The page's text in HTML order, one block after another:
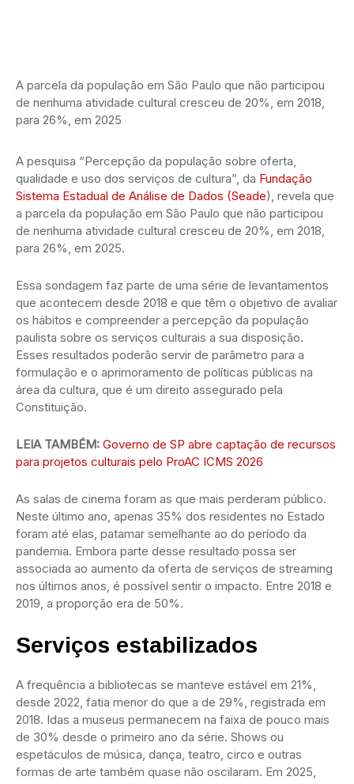
A parcela da população em São Paulo que não participou
de nenhuma atividade cultural cresceu de 20%, em 2018,
para 26%, em 2025
A pesquisa “Percepção da população sobre oferta,
qualidade e uso dos serviços de cultura”, da Fundação
Sistema Estadual de Análise de Dados (Seade), revela que
a parcela da população em São Paulo que não participou
de nenhuma atividade cultural cresceu de 20%, em 2018,
para 26%, em 2025.
Essa sondagem faz parte de uma série de levantamentos
que acontecem desde 2018 e que têm o objetivo de avaliar
os hábitos e compreender a percepção da população
paulista sobre os serviços culturais a sua disposição.
Esses resultados poderão servir de parâmetro para a
formulação e o aprimoramento de políticas públicas na
área da cultura, que é um direito assegurado pela
Constituição.
LEIA TAMBÉM: Governo de SP abre captação de recursos
para projetos culturais pelo ProAC ICMS 2026
As salas de cinema foram as que mais perderam público.
Neste último ano, apenas 35% dos residentes no Estado
foram até elas, patamar semelhante ao do período da
pandemia. Embora parte desse resultado possa ser
associada ao aumento da oferta de serviços de streaming
nos últimos anos, é possível sentir o impacto. Entre 2018 e
2019, a proporção era de 50%.
Serviços estabilizados
A frequência a bibliotecas se manteve estável em 21%,
desde 2022, fatia menor do que a de 29%, registrada em
2018. Idas a museus permanecem na faixa de pouco mais
de 30% desde o primeiro ano da série. Shows ou
espetáculos de música, dança, teatro, circo e outras
formas de arte também quase não oscilaram. Em 2025,